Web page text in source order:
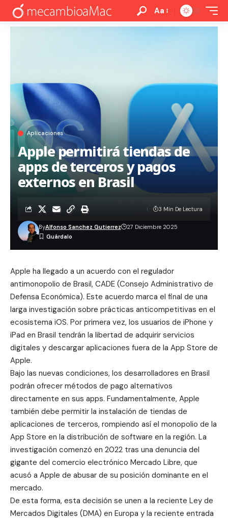
Aa
Aplicaciones
Apple permitirá tiendas de
apps de terceros y pagos
externos en Brasil
ByAlfonso Sanchez Gutierrez 27 Diciembre 2025
3 Min De Lectura
Apple ha llegado a un acuerdo con el regulador
antimonopolio de Brasil, CADE (Consejo Administrativo de
Defensa Económica). Este acuerdo marca el final de una
larga investigación sobre prácticas anticompetitivas en el
ecosistema iOS. Por primera vez, los usuarios de iPhone y
iPad en Brasil tendrán la libertad de adquirir servicios
digitales y descargar aplicaciones fuera de la App Store de
Apple.
Bajo las nuevas condiciones, los desarrolladores en Brasil
podrán ofrecer métodos de pago alternativos
directamente en sus apps. Fundamentalmente, Apple
también debe permitir la instalación de tiendas de
aplicaciones de terceros, rompiendo así el monopolio de la
App Store en la distribución de software en la región. La
investigación comenzó en 2022 tras una denuncia del
gigante del comercio electrónico Mercado Libre, que
acusó a Apple de abusar de su posición dominante en el
mercado.
De esta forma, esta decisión se unen a la reciente Ley de
Mercados Digitales (DMA) en Europa y la reciente entrada